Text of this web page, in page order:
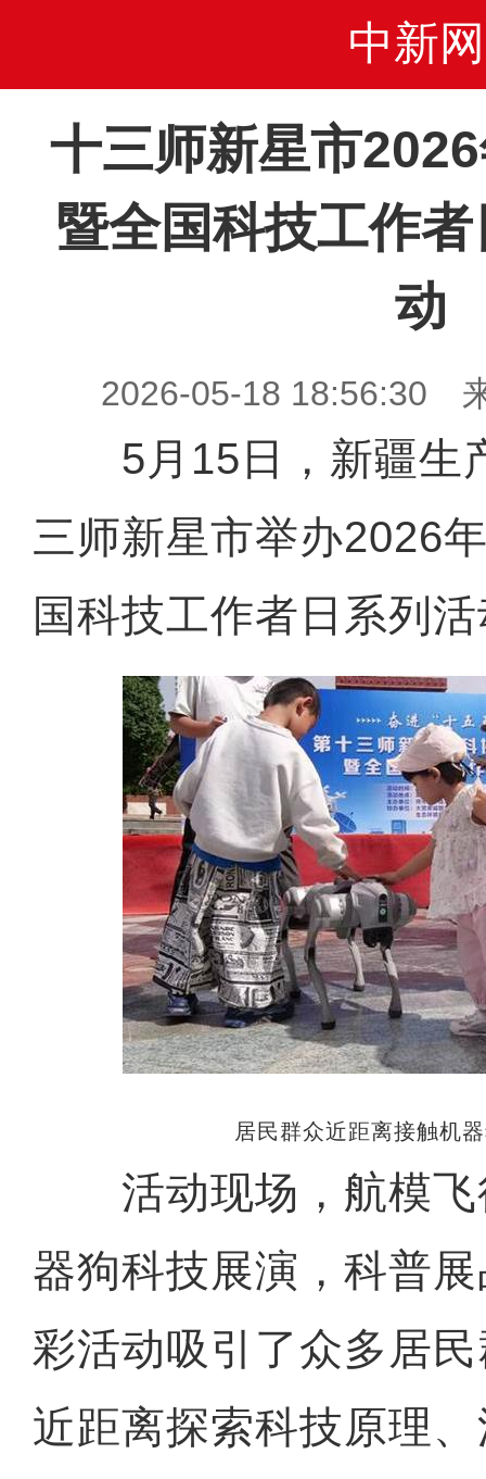
中新网
十三师新星市
暨全国科技工作
动
2026-05-18 18:56:30
5月15日，新疆生
三师新星市举办2026
国科技工作者日系列
居民群众近距离接触机
活动现场，航模飞
器狗科技展演，科普
彩活动吸引了众多居
近距离探索科技原理